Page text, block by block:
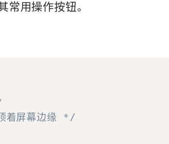
常用操作按钮。
着屏幕边缘 */